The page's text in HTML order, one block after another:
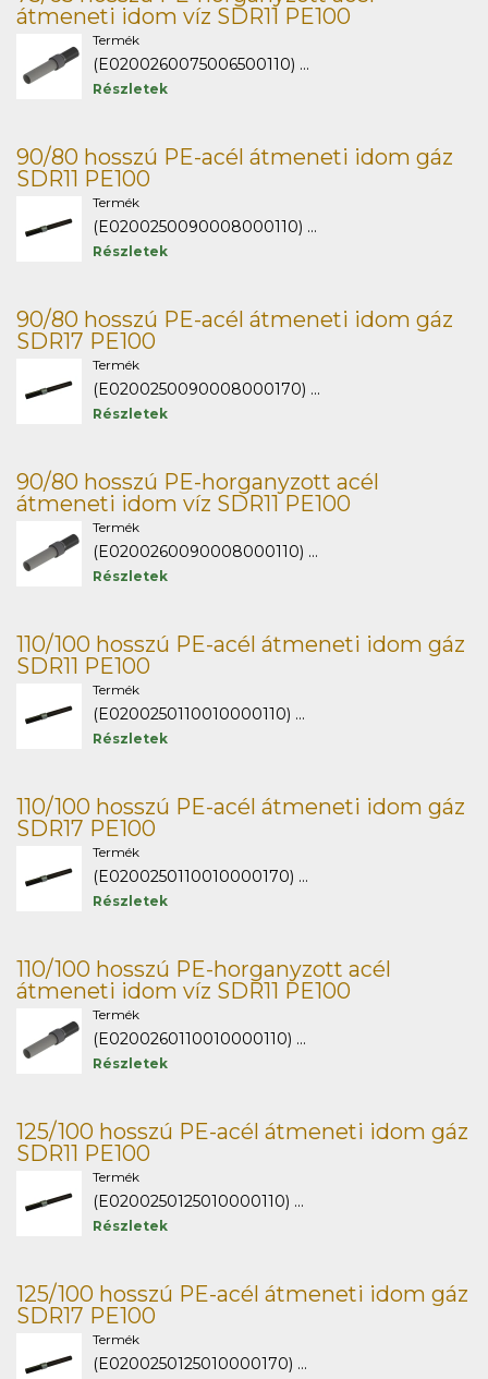
átmeneti idom víz SDR11 PE100
Termék
(E0200260075006500110) ...
Részletek
90/80 hosszú PE-acél átmeneti idom gáz
SDR11 PE100
Termék
(E0200250090008000110) ...
Részletek
90/80 hosszú PE-acél átmeneti idom gáz
SDR17 PE100
Termék
(E0200250090008000170) ...
Részletek
90/80 hosszú PE-horganyzott acél
átmeneti idom víz SDR11 PE100
Termék
(E0200260090008000110) ...
Részletek
110/100 hosszú PE-acél átmeneti idom gáz
SDR11 PE100
Termék
(E0200250110010000110) ...
Részletek
110/100 hosszú PE-acél átmeneti idom gáz
SDR17 PE100
Termék
(E0200250110010000170) ...
Részletek
110/100 hosszú PE-horganyzott acél
átmeneti idom víz SDR11 PE100
Termék
(E0200260110010000110) ...
Részletek
125/100 hosszú PE-acél átmeneti idom gáz
SDR11 PE100
Termék
(E0200250125010000110) ...
Részletek
125/100 hosszú PE-acél átmeneti idom gáz
SDR17 PE100
Termék
(E0200250125010000170) ...